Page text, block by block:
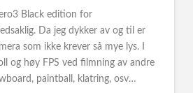
Black edition for
Da jeg dykker av og til er
som ikke krever så mye lys. I
og høy FPS ved filmning av andre
paintball, klatring, osv…